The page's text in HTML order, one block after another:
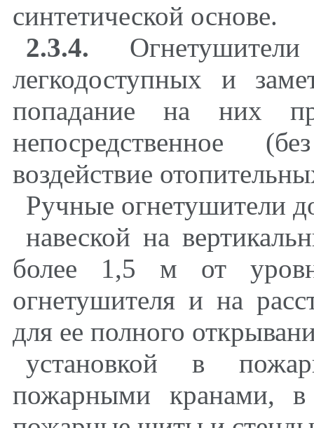
синтетической основе.
2.3.4.
легкодоступных и
попадание на них
непосредственное
воздействие
Ручные огнетушители
навеской на
более 1,5 м от
огнетушителя и на
для ее полного
установкой в
пожарными кранами,